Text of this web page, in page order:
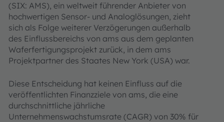
(SIX: AMS), ein weltweit führender Anbieter von
hochwertigen Sensor- und Analoglösungen, zieht
sich als Folge weiterer Verzögerungen außerhalb
des Einflussbereichs von ams aus dem geplanten
Waferfertigungsprojekt zurück, in dem ams
Projektpartner des Staates New York (USA) war.
Diese Entscheidung hat keinen Einfluss auf die
veröffentlichten Finanzziele von ams, die eine
durchschnittliche jährliche
Unternehmenswachstumsrate (CAGR) von 30% für